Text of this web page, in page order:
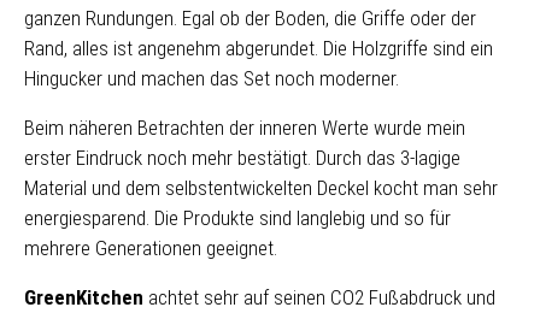
ganzen Rundungen. Egal ob der Boden, die Griffe oder der
Rand, alles ist angenehm abgerundet. Die Holzgriffe sind ein
Hingucker und machen das Set noch moderner.
Beim näheren Betrachten der inneren Werte wurde mein
erster Eindruck noch mehr bestätigt. Durch das 3-lagige
Material und dem selbstentwickelten Deckel kocht man sehr
energiesparend. Die Produkte sind langlebig und so für
mehrere Generationen geeignet.
GreenKitchen achtet sehr auf seinen CO2 Fußabdruck und